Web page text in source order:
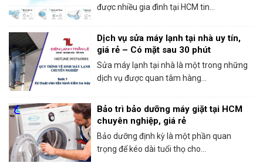
được nhiều gia đình tại HCM tin...
Dịch vụ sửa máy lạnh tại nhà uy tín,
giá rẻ – Có mặt sau 30 phút
Sửa máy lạnh tại nhà là một trong những
dịch vụ được quan tâm hàng...
Bảo trì bảo dưỡng máy giặt tại HCM
chuyên nghiệp, giá rẻ
Bảo dưỡng định kỳ là một phần quan
trọng để kéo dài tuổi thọ cho...